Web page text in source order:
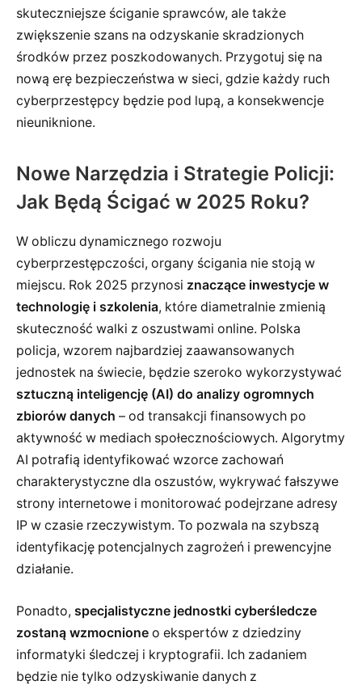
skuteczniejsze ściganie sprawców, ale także
zwiększenie szans na odzyskanie skradzionych
środków przez poszkodowanych. Przygotuj się na
nową erę bezpieczeństwa w sieci, gdzie każdy ruch
cyberprzestępcy będzie pod lupą, a konsekwencje
nieuniknione.
Nowe Narzędzia i Strategie Policji:
Jak Będą Ścigać w 2025 Roku?
W obliczu dynamicznego rozwoju
cyberprzestępczości, organy ścigania nie stoją w
miejscu. Rok 2025 przynosi znaczące inwestycje w
technologię i szkolenia, które diametralnie zmienią
skuteczność walki z oszustwami online. Polska
policja, wzorem najbardziej zaawansowanych
jednostek na świecie, będzie szeroko wykorzystywać
sztuczną inteligencję (AI) do analizy ogromnych
zbiorów danych – od transakcji finansowych po
aktywność w mediach społecznościowych. Algorytmy
AI potrafią identyfikować wzorce zachowań
charakterystyczne dla oszustów, wykrywać fałszywe
strony internetowe i monitorować podejrzane adresy
IP w czasie rzeczywistym. To pozwala na szybszą
identyfikację potencjalnych zagrożeń i prewencyjne
działanie.
Ponadto, specjalistyczne jednostki cyberśledcze
zostaną wzmocnione o ekspertów z dziedziny
informatyki śledczej i kryptografii. Ich zadaniem
będzie nie tylko odzyskiwanie danych z